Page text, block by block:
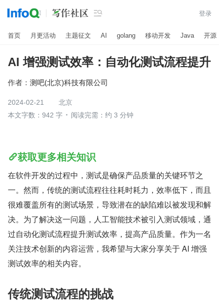
 登录
首页 月更活动 主题征文 AI golang 移动开发 Java 开源
AI 增强测试效率：自动化测试流程提升
作者： 测吧(北京)科技有限公司
2024-02-21
北京
本文字数：942 字
阅读完需：约 3 分钟
获取更多相关知识
在软件开发的过程中，测试是确保产品质量的关键环节之
一。然而，传统的测试流程往往耗时耗力，效率低下，而且
很难覆盖所有的测试场景，导致潜在的缺陷难以被发现和解
决。为了解决这一问题，人工智能技术被引入测试领域，通
过自动化测试流程提升测试效率，提高产品质量。作为一名
关注技术创新的内容运营，我希望与大家分享关于 AI 增强
测试效率的相关内容。
传统测试流程的挑战